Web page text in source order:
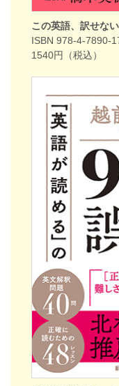
この英語、訳せない
ISBN 978-4-7890-
1540円（税込）